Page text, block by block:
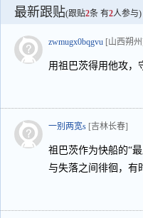
最新跟贴(跟贴2条 有2人参与)
zwmugx0bqgvu [山西朔州]
用祖巴茨得用他攻，
一别两宽s [吉林长春]
祖巴茨作为快船的“
与失落之间徘徊，有